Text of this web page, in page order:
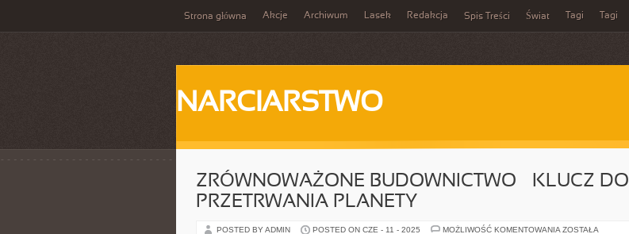
Strona główna Akcje Archiwum Lasek Redakcja Spis Treści Świat Tagi Tagi
NARCIARSTWO
ZRÓWNOWAŻONE BUDOWNICTWO – KLUCZ DO
PRZETRWANIA PLANETY
POSTED BY ADMIN POSTED ON CZE - 11 - 2025 MOŻLIWOŚĆ KOMENTOWANIA ZRÓWNOWAŻONE
ZOSTAŁA